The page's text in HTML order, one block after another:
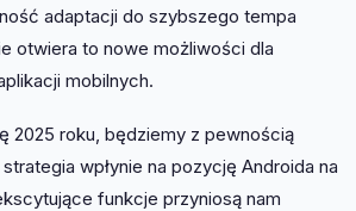
adaptacji do szybszego tempa
otwiera to nowe możliwości dla
mobilnych.
2025 roku, będziemy z pewnością
wpłynie na pozycję Androida na
funkcje przyniosą nam